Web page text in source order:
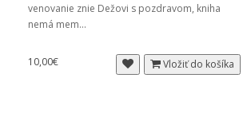
venovanie znie Dežovi s pozdravom, kniha
nemá mem...
10,00€ Vložiť do košíka